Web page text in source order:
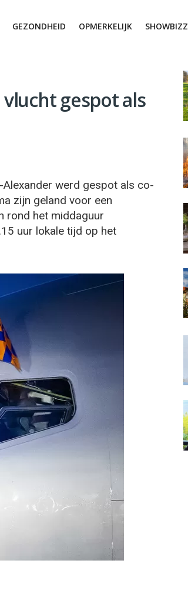
GEZONDHEID OPMERKELIJK SHOWBIZZ
gespot als
werd gespot als co-
zijn geland voor een
rond het middaguur
uur lokale tijd op het